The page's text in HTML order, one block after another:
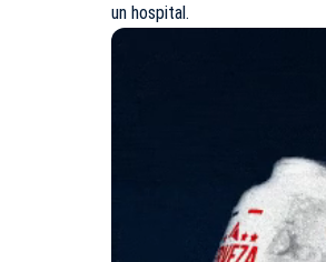
un hospital.